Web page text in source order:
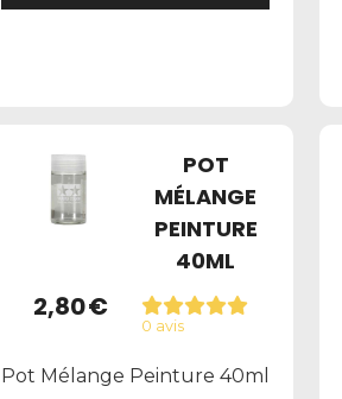
POT
MÉLANGE
PEINTURE
40ML
0 avis
2,80€
Pot Mélange Peinture 40ml